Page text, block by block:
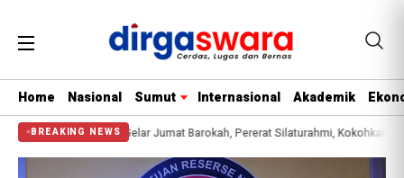
Home Nasional Sumut Internasional Akademik
BREAKING NEWS
Medan Gelar Jumat Barokah, Pererat Silaturahmi, Kokohkan Sinergi